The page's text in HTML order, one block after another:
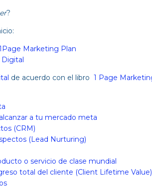
?
Marketing Plan
de acuerdo con el libro 1 Page
a tu mercado meta
(CRM)
(Lead Nurturing)
o servicio de clase mundial
total del cliente (Client Lifetime Value)